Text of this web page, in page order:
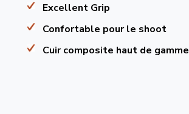
Excellent Grip
Confortable pour le shoot
Cuir composite haut de gamme